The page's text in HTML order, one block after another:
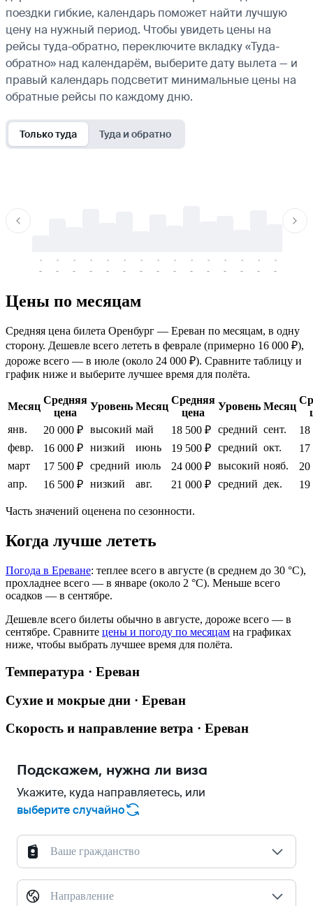
поездки гибкие, календарь поможет найти лучшую
цену на нужный период. Чтобы увидеть цены на
рейсы туда-обратно, переключите вкладку «Туда-
обратно» над календарём, выберите дату вылета — и
правый календарь подсветит минимальные цены на
обратные рейсы по каждому дню.
Только туда Туда и обратно
-
-
-
-
-
-
-
-
-
-
-
-
-
-
-
-
-
-
-
-
-
-
-
-
-
-
-
-
-
-
Цены по месяцам
Средняя цена билета Оренбург — Ереван по месяцам, в одну
сторону. Дешевле всего лететь в феврале (примерно 16 000 ₽),
дороже всего — в июле (около 24 000 ₽). Сравните таблицу и
график ниже и выберите лучшее время для полёта.
Месяц
Средняя
цена
Уровень Месяц
Средняя
цена
Уровень Месяц
янв.
20 000 ₽ высокий май 18 500 ₽ средний сент.
18
февр.
16 000 ₽ низкий июнь 19 500 ₽ средний окт.
17
март
17 500 ₽ средний июль 24 000 ₽ высокий нояб.
20
апр.
16 500 ₽ низкий авг. 21 000 ₽ средний дек. 19
Часть значений оценена по сезонности.
Когда лучше лететь
Погода в Ереване: теплее всего в августе (в среднем до 30 °C),
прохладнее всего — в январе (около 2 °C). Меньше всего
осадков — в сентябре.
Дешевле всего билеты обычно в августе, дороже всего — в
сентябре. Сравните цены и погоду по месяцам на графиках
ниже, чтобы выбрать лучшее время для полёта.
Температура · Ереван
Сухие и мокрые дни · Ереван
Скорость и направление ветра · Ереван
Подскажем, нужна ли виза
Укажите, куда направляетесь, или
выберите случайно
Ваше гражданство
Направление